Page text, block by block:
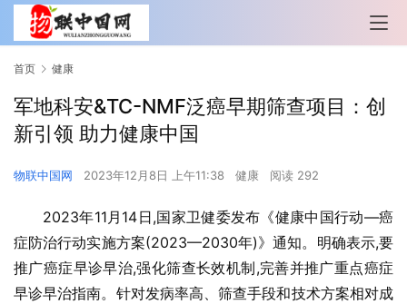
首页 健康
军地科安&TC-NMF泛癌早期筛查项目：创
新引领 助力健康中国
物联中国网 2023年12月8日 上午11:38 健康 阅读 292
2023年11月14日,国家卫健委发布《健康中国行动—癌
症防治行动实施方案(2023—2030年)》通知。明确表示,要
推广癌症早诊早治,强化筛查长效机制,完善并推广重点癌症
早诊早治指南。针对发病率高、筛查手段和技术方案相对成